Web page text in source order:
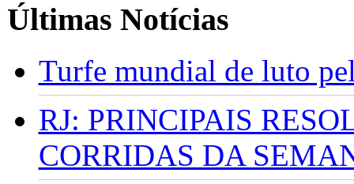
Últimas Notícias
Turfe mundial de luto
RJ: PRINCIPAIS
CORRIDAS DA